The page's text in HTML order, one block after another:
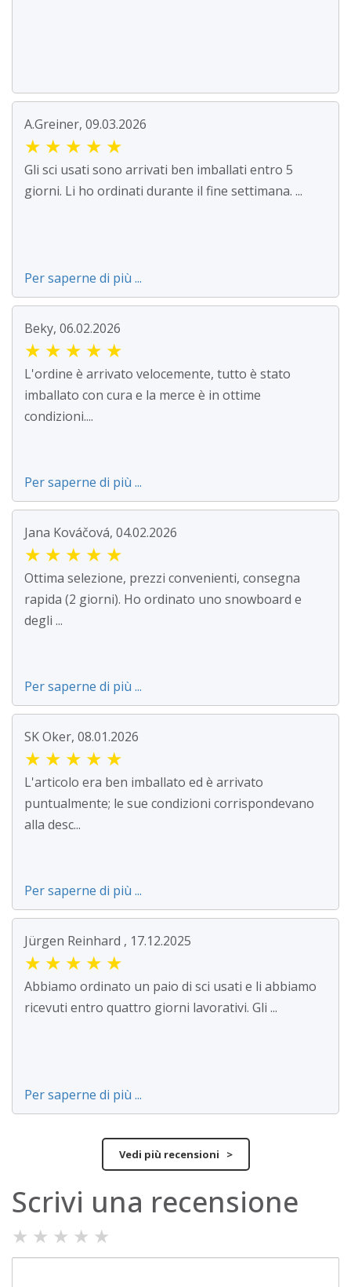
A.Greiner, 09.03.2026
★ ★ ★ ★ ★
Gli sci usati sono arrivati ben imballati entro 5
giorni. Li ho ordinati durante il fine settimana. ...
Per saperne di più ...
Beky, 06.02.2026
★ ★ ★ ★ ★
L'ordine è arrivato velocemente, tutto è stato
imballato con cura e la merce è in ottime
condizioni....
Per saperne di più ...
Jana Kováčová, 04.02.2026
★ ★ ★ ★ ★
Ottima selezione, prezzi convenienti, consegna
rapida (2 giorni). Ho ordinato uno snowboard e
degli ...
Per saperne di più ...
SK Oker, 08.01.2026
★ ★ ★ ★ ★
L'articolo era ben imballato ed è arrivato
puntualmente; le sue condizioni corrispondevano
alla desc...
Per saperne di più ...
Jürgen Reinhard , 17.12.2025
★ ★ ★ ★ ★
Abbiamo ordinato un paio di sci usati e li abbiamo
ricevuti entro quattro giorni lavorativi. Gli ...
Per saperne di più ...
Vedi più recensioni >
Scrivi una recensione
★ ★ ★ ★ ★